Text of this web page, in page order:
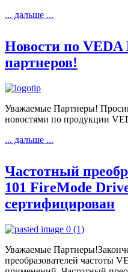
... дальше ...
Новости по
партнеров!
Уважаемые Партнеры!
новостями по продукции
... дальше ...
Частотный
101 FireMode
сертифицирован
Уважаемые
преобразователей частоты